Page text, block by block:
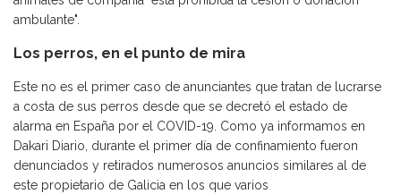
ambulante".
Los perros, en el punto de mira
Este no es el primer caso de anunciantes que tratan de lucrarse
a costa de sus perros desde que se decretó el estado de
alarma en España por el COVID-19. Como ya informamos en
Dakari Diario, durante el primer día de confinamiento fueron
denunciados y retirados numerosos anuncios similares al de
este propietario de Galicia en los que varios